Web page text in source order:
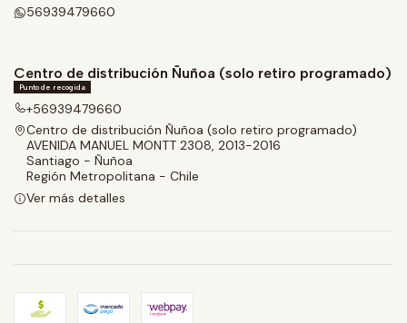
56939479660
Centro de distribución Ñuñoa (solo retiro programado)
Punto de recogida
+56939479660
Centro de distribución Ñuñoa (solo retiro programado)
AVENIDA MANUEL MONTT 2308, 2013-2016
Santiago - Ñuñoa
Región Metropolitana - Chile
Ver más detalles